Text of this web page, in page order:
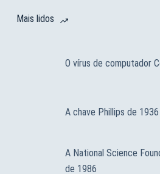
Mais lidos
O vírus de computador
A chave Phillips de 1936
A National Science
de 1986